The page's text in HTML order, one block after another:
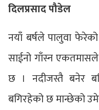
दिलप्रसाद पौडेल
नयाँ बर्षले पालुवा
साईनो गाँस्न
छ । नदीजस्तै बनेर
बगिरहेको छ मान्छेको